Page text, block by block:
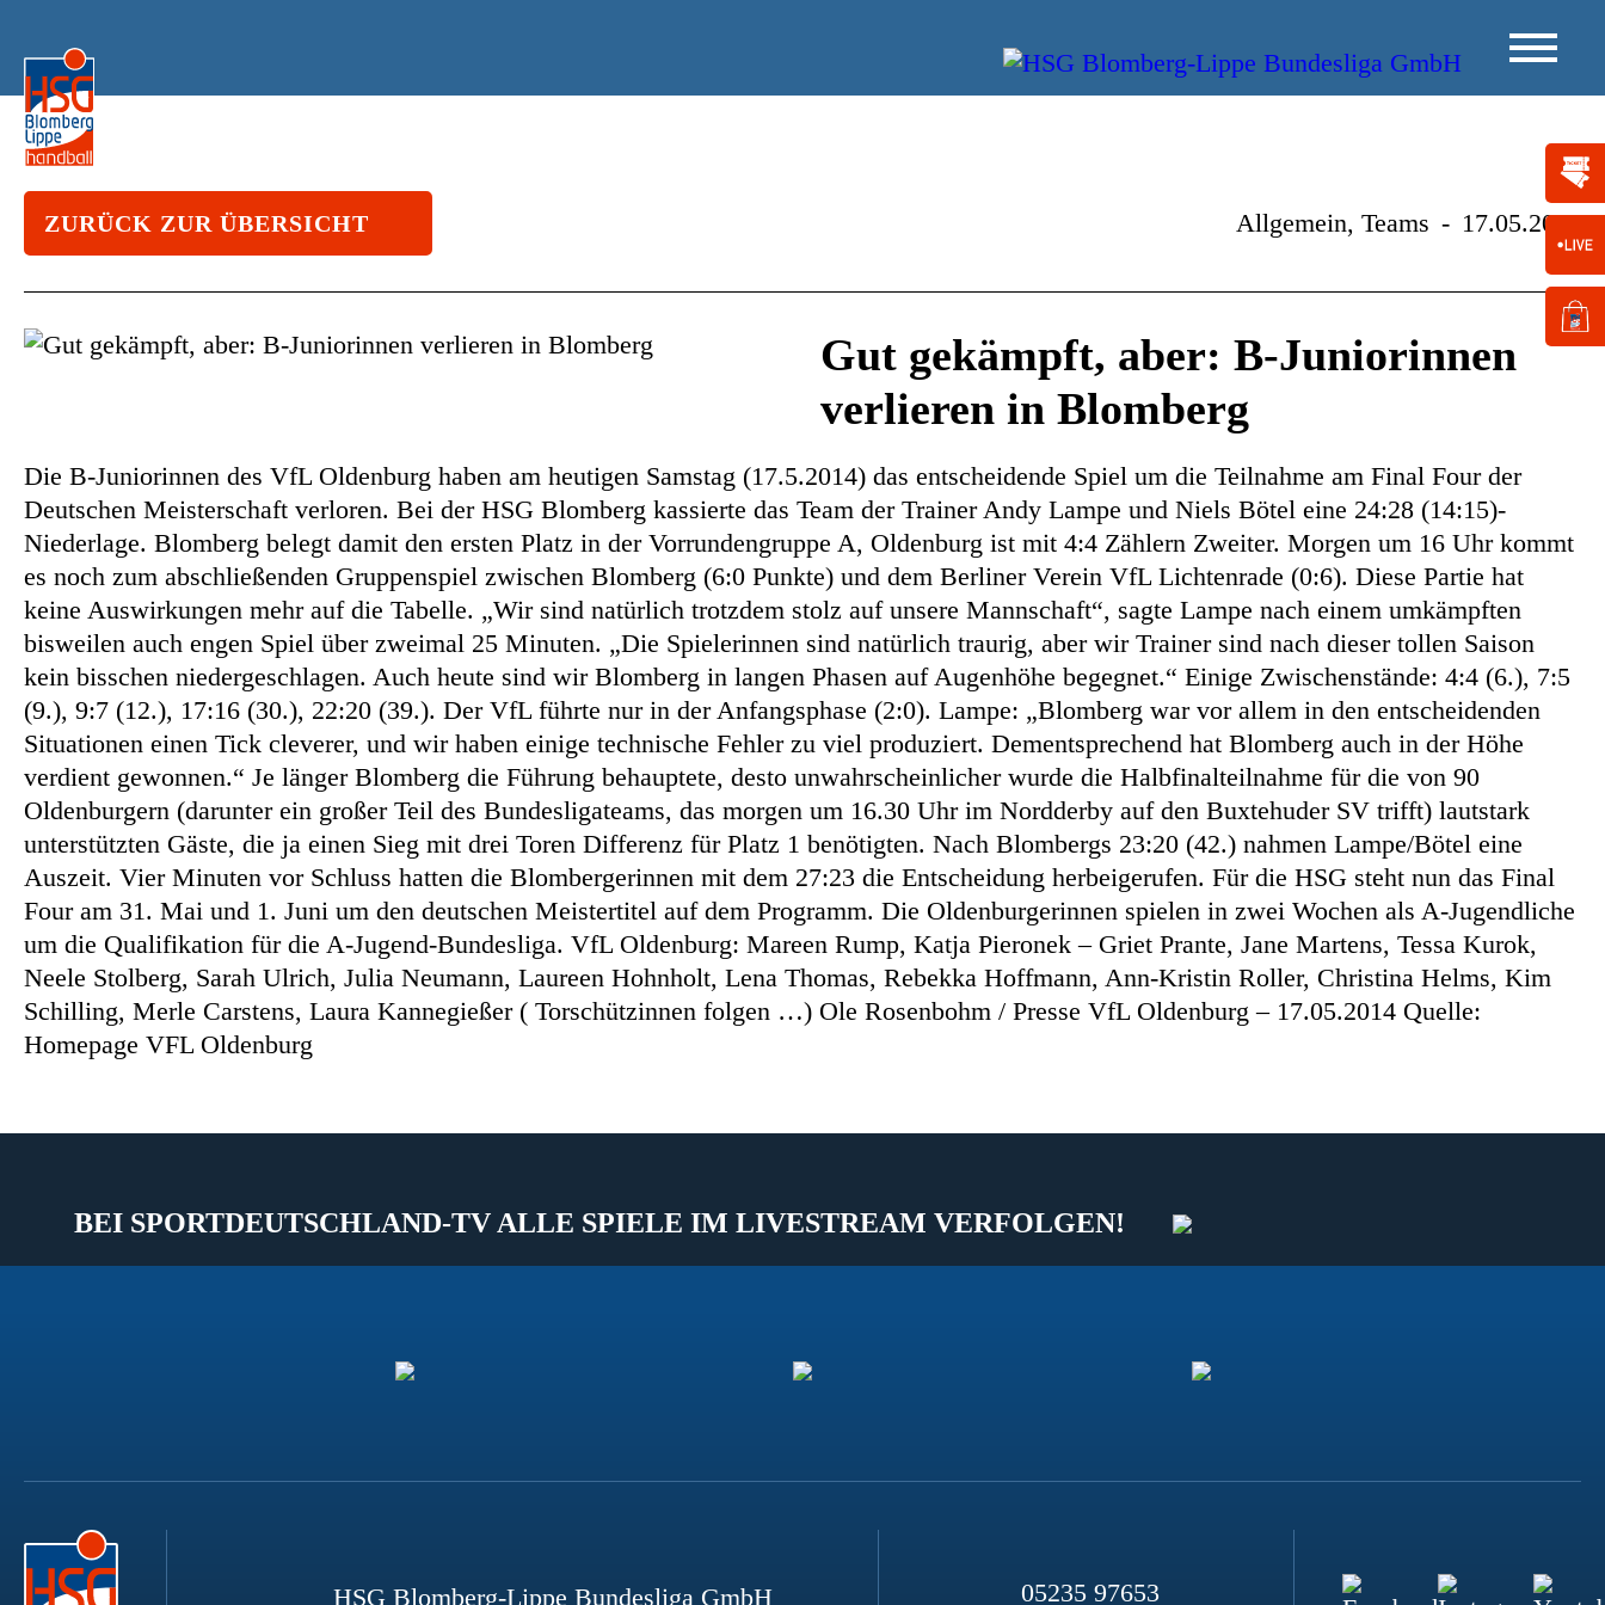
ZURÜCK ZUR ÜBERSICHT Allgemein, Teams - 17.05.2014
Gut gekämpft, aber: B-Juniorinnen
verlieren in Blomberg
Die B-Juniorinnen des VfL Oldenburg haben am heutigen Samstag (17.5.2014) das entscheidende Spiel um die Teilnahme am Final Four der
Deutschen Meisterschaft verloren. Bei der HSG Blomberg kassierte das Team der Trainer Andy Lampe und Niels Bötel eine 24:28 (14:15)-
Niederlage. Blomberg belegt damit den ersten Platz in der Vorrundengruppe A, Oldenburg ist mit 4:4 Zählern Zweiter. Morgen um 16 Uhr kommt
es noch zum abschließenden Gruppenspiel zwischen Blomberg (6:0 Punkte) und dem Berliner Verein VfL Lichtenrade (0:6). Diese Partie hat
keine Auswirkungen mehr auf die Tabelle. „Wir sind natürlich trotzdem stolz auf unsere Mannschaft“, sagte Lampe nach einem umkämpften
bisweilen auch engen Spiel über zweimal 25 Minuten. „Die Spielerinnen sind natürlich traurig, aber wir Trainer sind nach dieser tollen Saison
kein bisschen niedergeschlagen. Auch heute sind wir Blomberg in langen Phasen auf Augenhöhe begegnet.“ Einige Zwischenstände: 4:4 (6.), 7:5
(9.), 9:7 (12.), 17:16 (30.), 22:20 (39.). Der VfL führte nur in der Anfangsphase (2:0). Lampe: „Blomberg war vor allem in den entscheidenden
Situationen einen Tick cleverer, und wir haben einige technische Fehler zu viel produziert. Dementsprechend hat Blomberg auch in der Höhe
verdient gewonnen.“ Je länger Blomberg die Führung behauptete, desto unwahrscheinlicher wurde die Halbfinalteilnahme für die von 90
Oldenburgern (darunter ein großer Teil des Bundesligateams, das morgen um 16.30 Uhr im Nordderby auf den Buxtehuder SV trifft) lautstark
unterstützten Gäste, die ja einen Sieg mit drei Toren Differenz für Platz 1 benötigten. Nach Blombergs 23:20 (42.) nahmen Lampe/Bötel eine
Auszeit. Vier Minuten vor Schluss hatten die Blombergerinnen mit dem 27:23 die Entscheidung herbeigerufen. Für die HSG steht nun das Final
Four am 31. Mai und 1. Juni um den deutschen Meistertitel auf dem Programm. Die Oldenburgerinnen spielen in zwei Wochen als A-Jugendliche
um die Qualifikation für die A-Jugend-Bundesliga. VfL Oldenburg: Mareen Rump, Katja Pieronek – Griet Prante, Jane Martens, Tessa Kurok,
Neele Stolberg, Sarah Ulrich, Julia Neumann, Laureen Hohnholt, Lena Thomas, Rebekka Hoffmann, Ann-Kristin Roller, Christina Helms, Kim
Schilling, Merle Carstens, Laura Kannegießer ( Torschützinnen folgen …) Ole Rosenbohm / Presse VfL Oldenburg – 17.05.2014 Quelle:
Homepage VFL Oldenburg
BEI SPORTDEUTSCHLAND-TV ALLE SPIELE IM LIVESTREAM VERFOLGEN!
HSG Blomberg-Lippe Bundesliga GmbH 05235 97653